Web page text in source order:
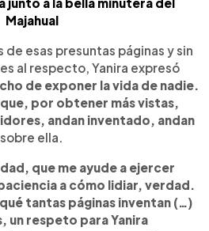
Majahual
de esas presuntas páginas y sin
al respecto, Yanira expresó
de exponer la vida de nadie.
que, por obtener más vistas,
andan inventado, andan
sobre ella.
que me ayude a ejercer
a cómo lidiar, verdad.
tantas páginas inventan (…)
un respeto para Yanira